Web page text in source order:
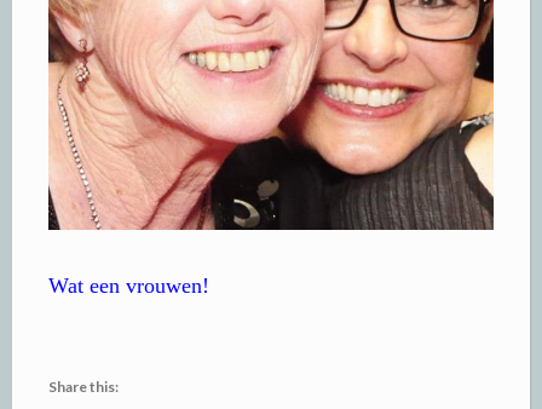
Wat een vrouwen!
Share this: